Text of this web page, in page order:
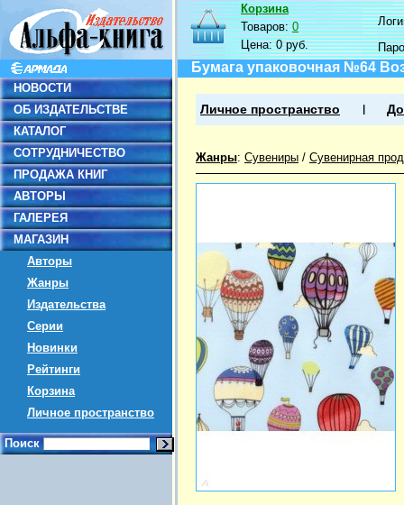
НОВОСТИ
ОБ ИЗДАТЕЛЬСТВЕ
КАТАЛОГ
СОТРУДНИЧЕСТВО
ПРОДАЖА КНИГ
АВТОРЫ
ГАЛЕРЕЯ
МАГАЗИН
Авторы
Жанры
Издательства
Серии
Новинки
Рейтинги
Корзина
Личное пространство
Поиск
Корзина
Товаров:0
Цена:0 руб.
Бумага упаковочная №64
Личное пространство
Жанры: Сувениры / Сувенирная